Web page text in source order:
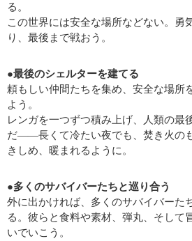
る。
この世界には安全な場所などない。勇
り、最後まで戦おう。
●最後のシェルターを建てる
頼もしい仲間たちを集め、安全な場所
よう。
レンガを一つずつ積み上げ、人類の最
だ——長くて冷たい夜でも、焚き火の
きしめ、暖まれるように。
●多くのサバイバーたちと巡り合う
外に出かければ、多くのサバイバーた
る。彼らと食料や素材、弾丸、そして
いでいこう。